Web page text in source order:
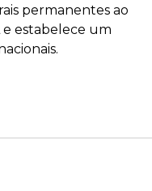
permanentes ao
estabelece um